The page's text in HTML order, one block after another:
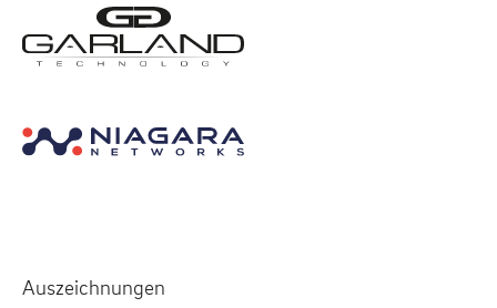
Auszeichnungen